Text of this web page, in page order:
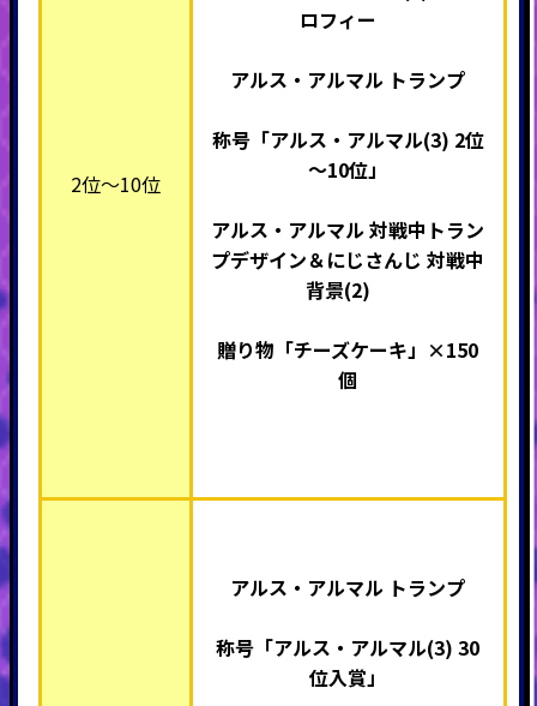
2位～10位
ロフィー
アルス・アルマル トランプ
称号「アルス・アルマル(3) 2位
～10位」
アルス・アルマル 対戦中トラン
プデザイン＆にじさんじ 対戦中
背景(2)
贈り物「チーズケーキ」×150
個
アルス・アルマル トランプ
称号「アルス・アルマル(3) 30
位入賞」